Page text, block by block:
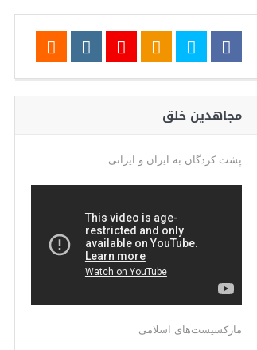
مجاهدین خلق
پشت کردگان به ایران و ایرانی.
مارکسیست‌های اسلامی